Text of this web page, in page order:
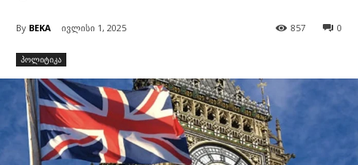
By BEKA ივლისი 1, 2025 0
857
პოლიტიკა